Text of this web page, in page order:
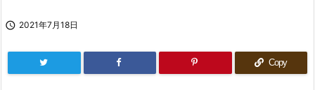
 2021年7月18日
Copy